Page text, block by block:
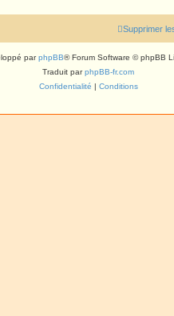
Supprimer
parphpBB® Forum Software © phpBB
Traduit parphpBB-fr.com
Confidentialité | Conditions